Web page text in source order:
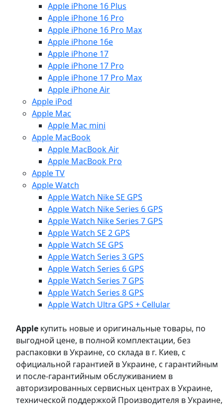
Apple iPhone 16 Plus
Apple iPhone 16 Pro
Apple iPhone 16 Pro Max
Apple iPhone 16e
Apple iPhone 17
Apple iPhone 17 Pro
Apple iPhone 17 Pro Max
Apple iPhone Air
Apple iPod
Apple Mac
Apple Mac mini
Apple MacBook
Apple MacBook Air
Apple MacBook Pro
Apple TV
Apple Watch
Apple Watch Nike SE GPS
Apple Watch Nike Series 6 GPS
Apple Watch Nike Series 7 GPS
Apple Watch SE 2 GPS
Apple Watch SE GPS
Apple Watch Series 3 GPS
Apple Watch Series 6 GPS
Apple Watch Series 7 GPS
Apple Watch Series 8 GPS
Apple Watch Ultra GPS + Cellular
Apple купить новые и оригинальные товары, по
выгодной цене, в полной комплектации, без
распаковки в Украине, со склада в г. Киев, с
официальной гарантией в Украине, с гарантийным
и после-гарантийным обслуживанием в
авторизированных сервисных центрах в Украине,
технической поддержкой Производителя в Украине,